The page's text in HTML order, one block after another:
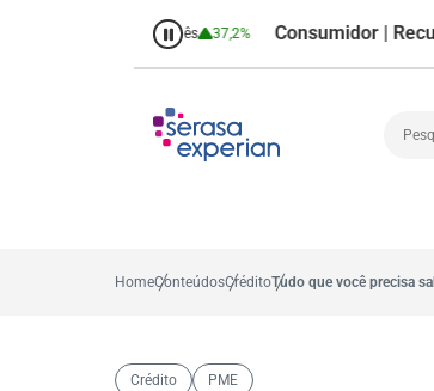
37,2% Consumidor |
HomeConteúdosCréditoTudo que você precisa
Crédito PME